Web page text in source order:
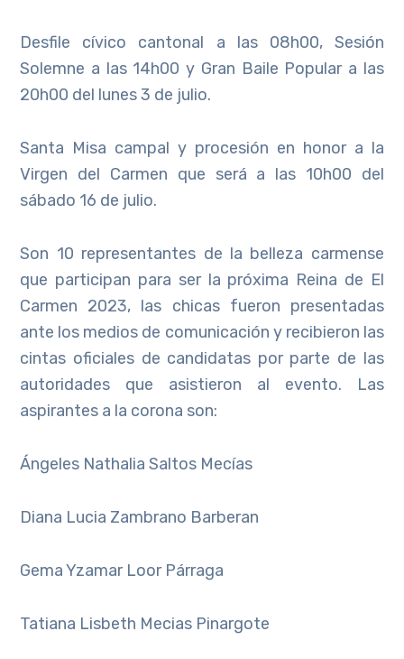
Desfile cívico cantonal a las 08h00, Sesión
Solemne a las 14h00 y Gran Baile Popular a las
20h00 del lunes 3 de julio.
Santa Misa campal y procesión en honor a la
Virgen del Carmen que será a las 10h00 del
sábado 16 de julio.
Son 10 representantes de la belleza carmense
que participan para ser la próxima Reina de El
Carmen 2023, las chicas fueron presentadas
ante los medios de comunicación y recibieron las
cintas oficiales de candidatas por parte de las
autoridades que asistieron al evento. Las
aspirantes a la corona son:
Ángeles Nathalia Saltos Mecías
Diana Lucia Zambrano Barberan
Gema Yzamar Loor Párraga
Tatiana Lisbeth Mecias Pinargote